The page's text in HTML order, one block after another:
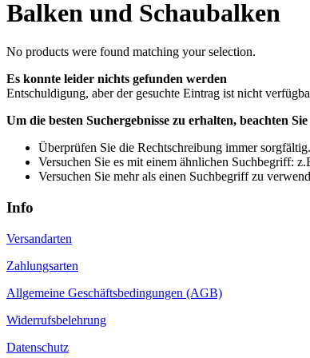
Balken und Schaubalken
No products were found matching your selection.
Es konnte leider nichts gefunden werden
Entschuldigung, aber der gesuchte Eintrag ist nicht
Um die besten Suchergebnisse zu erhalten, beachten
Überprüfen Sie die Rechtschreibung immer sorgfältig.
Versuchen Sie es mit einem ähnlichen Suchbegriff:
Versuchen Sie mehr als einen Suchbegriff zu
Info
Versandarten
Zahlungsarten
Allgemeine Geschäftsbedingungen (AGB)
Widerrufsbelehrung
Datenschutz